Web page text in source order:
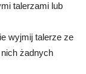
talerzami lub
wyjmij talerze ze
żadnych